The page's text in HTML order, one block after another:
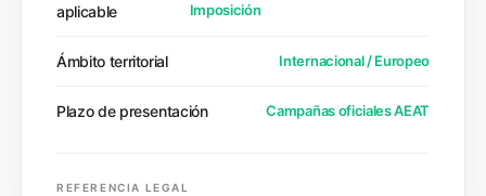
aplicable
Imposición
Ámbito territorial Internacional / Europeo
Plazo de presentación Campañas oficiales AEAT
REFERENCIA LEGAL